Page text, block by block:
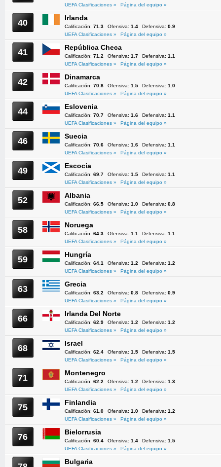
UEFA Clasificaciones »
Página del equipo »
40 Irlanda
Calificación: 71.3 Ofensiva: 1.4 Defensiva: 0.9
UEFA Clasificaciones »
Página del equipo »
41 República Checa
Calificación: 71.2 Ofensiva: 1.7 Defensiva: 1.1
UEFA Clasificaciones »
Página del equipo »
42 Dinamarca
Calificación: 70.8 Ofensiva: 1.5 Defensiva: 1.0
UEFA Clasificaciones »
Página del equipo »
44 Eslovenia
Calificación: 70.7 Ofensiva: 1.6 Defensiva: 1.1
UEFA Clasificaciones »
Página del equipo »
46 Suecia
Calificación: 70.6 Ofensiva: 1.6 Defensiva: 1.1
UEFA Clasificaciones »
Página del equipo »
49 Escocia
Calificación: 69.7 Ofensiva: 1.5 Defensiva: 1.1
UEFA Clasificaciones »
Página del equipo »
52 Albania
Calificación: 66.5 Ofensiva: 1.0 Defensiva: 0.8
UEFA Clasificaciones »
Página del equipo »
58 Noruega
Calificación: 64.3 Ofensiva: 1.1 Defensiva: 1.1
UEFA Clasificaciones »
Página del equipo »
59 Hungría
Calificación: 64.1 Ofensiva: 1.2 Defensiva: 1.2
UEFA Clasificaciones »
Página del equipo »
63 Grecia
Calificación: 63.2 Ofensiva: 0.8 Defensiva: 0.9
UEFA Clasificaciones »
Página del equipo »
66 Irlanda Del Norte
Calificación: 62.9 Ofensiva: 1.2 Defensiva: 1.2
UEFA Clasificaciones »
Página del equipo »
68 Israel
Calificación: 62.4 Ofensiva: 1.5 Defensiva: 1.5
UEFA Clasificaciones »
Página del equipo »
71 Montenegro
Calificación: 62.2 Ofensiva: 1.2 Defensiva: 1.3
UEFA Clasificaciones »
Página del equipo »
75 Finlandia
Calificación: 61.0 Ofensiva: 1.0 Defensiva: 1.2
UEFA Clasificaciones »
Página del equipo »
76 Bielorrusia
Calificación: 60.4 Ofensiva: 1.4 Defensiva: 1.5
UEFA Clasificaciones »
Página del equipo »
Bulgaria